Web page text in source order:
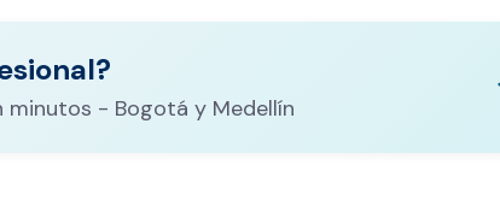
CALCULADORA DE GASTOS NOTARIALES
- Bogotá y Medellín